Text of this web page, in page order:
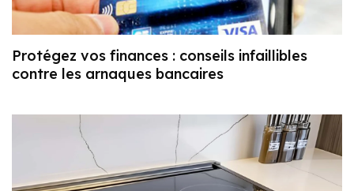
Protégez vos finances : conseils infaillibles
contre les arnaques bancaires